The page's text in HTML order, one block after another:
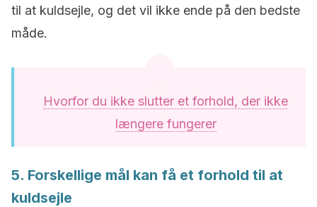
til at kuldsejle, og det vil ikke ende på den bedste
måde.
Hvorfor du ikke slutter et forhold, der ikke
længere fungerer
5. Forskellige mål kan få et forhold til at
kuldsejle